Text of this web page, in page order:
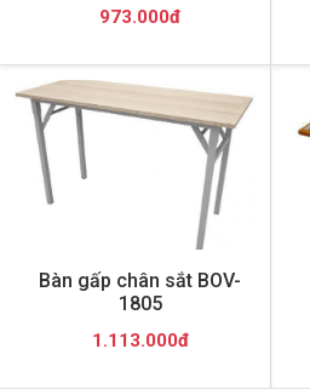
973.000đ
Bàn gấp chân sắt BOV-
1805
1.113.000đ